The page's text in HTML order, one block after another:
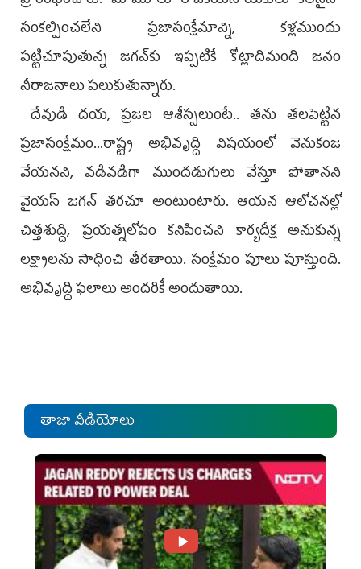
సంకల్పించలేని ప్రజాసంక్షేమాన్ని, కళ్లముందు
పట్టిచూపుతున్న జగన్‌కు ఇప్పటికే కోట్లాదిమంది జనం
నీరాజనాలు పలుకుతున్నారు.
దేవుడి దయ, ప్రజల ఆశీస్సలుంటే.. తను తలపెట్టిన
ప్రజాసంక్షేమం...రాష్ట్ర అభివృద్ది విషయంలో వెనుకంజ
వేయనని, వడివడిగా ముందడుగులు వేస్తూ పోతానని
వైయస్‌ జగన్‌ తరచూ అంటుంటారు. ఆయన ఆలోచనల్లో
చిత్తశుద్ది, ప్రయత్నలోపం కనిపించని కార్యదీక్ష అనుకున్న
లక్ష్యాలను సాధించి తీరతాయి. సంక్షేమం పూలు పూస్తుంది.
అభివృద్ది ఫలాలు అందరికీ అందుతాయి.
తాజా వీడియోలు